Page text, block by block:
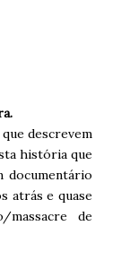
descrevem
história que
documentário
atrás e quase
de